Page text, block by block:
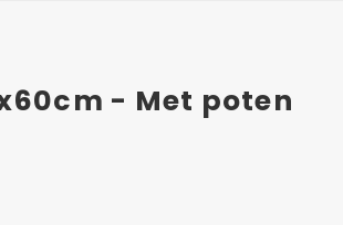
- Met poten